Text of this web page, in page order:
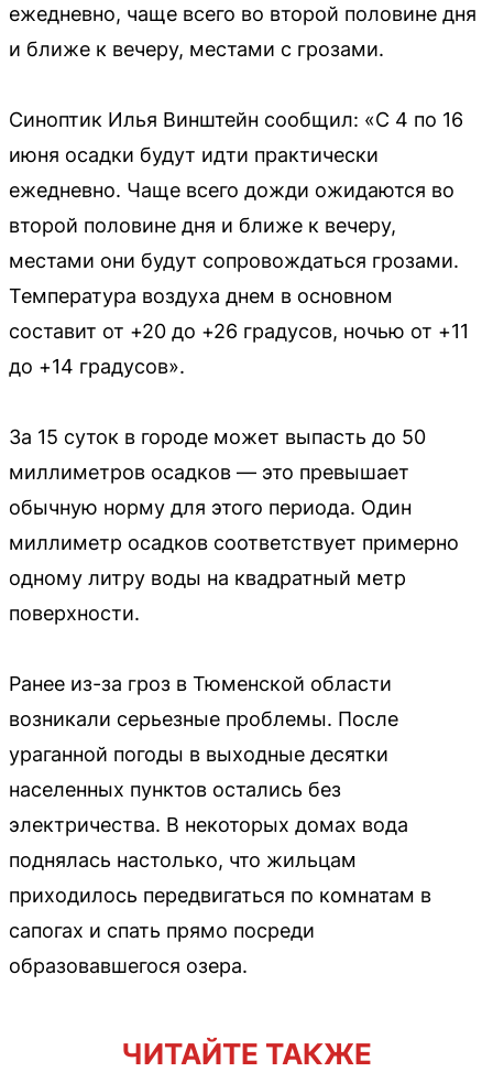
ежедневно, чаще всего во второй половине дня
и ближе к вечеру, местами с грозами.
Синоптик Илья Винштейн сообщил: «С 4 по 16
июня осадки будут идти практически
ежедневно. Чаще всего дожди ожидаются во
второй половине дня и ближе к вечеру,
местами они будут сопровождаться грозами.
Температура воздуха днем в основном
составит от +20 до +26 градусов, ночью от +11
до +14 градусов».
За 15 суток в городе может выпасть до 50
миллиметров осадков — это превышает
обычную норму для этого периода. Один
миллиметр осадков соответствует примерно
одному литру воды на квадратный метр
поверхности.
Ранее из-за гроз в Тюменской области
возникали серьезные проблемы. После
ураганной погоды в выходные десятки
населенных пунктов остались без
электричества. В некоторых домах вода
поднялась настолько, что жильцам
приходилось передвигаться по комнатам в
сапогах и спать прямо посреди
образовавшегося озера.
ЧИТАЙТЕ ТАКЖЕ